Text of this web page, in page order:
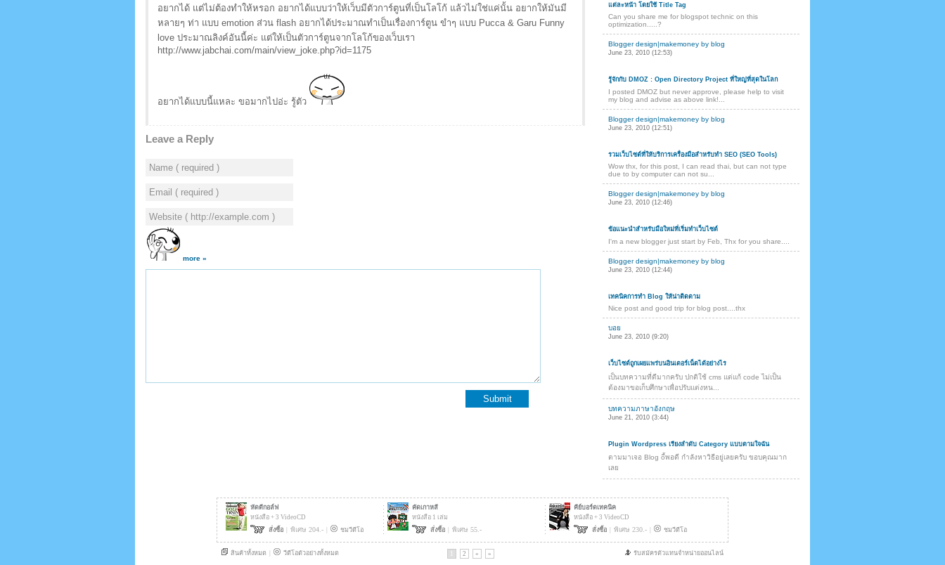
อยากได้ แต่ไม่ต้องทำให้หรอก อยากได้แบบว่าให้เว็บมีตัวการ์ตูนที่เป็นโลโก้ แล้วไม่ใช่แค่นั้น อยากให้มันมี
หลายๆ ท่า แบบ emotion ส่วน flash อยากได้ประมาณทำเป็นเรื่องการ์ตูน ขำๆ แบบ Pucca & Garu Funny
love ประมาณลิงค์อันนี้ค่ะ แต่ให้เป็นตัวการ์ตูนจากโลโก้ของเว็บเรา
http://www.jabchai.com/main/view_joke.php?id=1175
อยากได้แบบนี้แหละ ขอมากไปอ่ะ รู้ตัว
Leave a Reply
more »
แต่ละหน้า โดยใช้ Title Tag
Can you share me for blogspot technic on this
optimization.....?
Blogger design|makemoney by blog
June 23, 2010 (12:53)
รู้จักกับ DMOZ : Open Directory Project ที่ใหญ่ที่สุดในโลก
I posted DMOZ but never approve, please help to visit
my blog and advise as above link!...
Blogger design|makemoney by blog
June 23, 2010 (12:51)
รวมเว็บไซต์ที่ให้บริการเครื่องมือสำหรับทำ SEO (SEO Tools)
Wow thx, for this post, I can read thai, but can not type
due to by computer can not su...
Blogger design|makemoney by blog
June 23, 2010 (12:46)
ข้อแนะนำสำหรับมือใหม่ที่เริ่มทำเว็บไซต์
I'm a new blogger just start by Feb, Thx for you share....
Blogger design|makemoney by blog
June 23, 2010 (12:44)
เทคนิคการทำ Blog ให้น่าติดตาม
Nice post and good trip for blog post....thx
บอย
June 23, 2010 (9:20)
เว็บไซต์ถูกเผยแพร่บนอินเตอร์เน็ตได้อย่างไร
เป็นบทความที่ดีมากครับ ปกติใช้ cms แต่แก้ code ไม่เป็น
ต้องมาขอเก็บศึกษาเพื่อปรับแต่งหน...
บทความภาษาอังกฤษ
June 21, 2010 (3:44)
Plugin Wordpress เรียงลำดับ Category แบบตามใจฉัน
ตามมาเจอ Blog oี้พอดี กำลังหาวิธีอยู่เลยครับ ขอบคุณมาก
เลย